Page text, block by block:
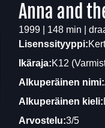
Anna and
1999 | 148 min |
Lisenssityyppi:
Ikäraja:K12
Alkuperäinen nimi:
Alkuperäinen kieli:
Arvostelu:3/5